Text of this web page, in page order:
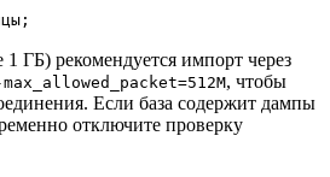
ГБ) рекомендуется импорт через
, чтобы
Если база содержит дампы
отключите проверку